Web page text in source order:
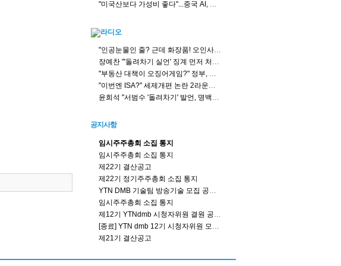
"미국산보다 가성비 좋다"...중국 AI, 아프리카 장악
"인공눈물인 줄? 근데 화장품! 오인사고 주의"
장예찬 "'돌려차기 실언' 징계 먼저 처리 해야...친한계? 득달 같이 달려들 땐 언제고 침묵"
"부동산 대책이 오징어게임?" 정부, 세제로 정책실험 하나?
"이번엔 ISA?" 세제개편 논란 2라운드, 투자자 불만 뭐길래?
윤희석 "서범수 '돌려차기' 발언, 명백한 잘못... 한동훈 주최자로서 메시지 고민 중"
공지사항
임시주주총회 소집 통지
임시주주총회 소집 통지
제22기 결산공고
제22기 정기주주총회 소집 통지
YTN DMB 기술팀 방송기술 모집 공고 (연장)
임시주주총회 소집 통지
제12기 YTNdmb 시청자위원 결원 공모결과
[종료] YTN dmb 12기 시청자위원 모집공고 (충원)
제21기 결산공고